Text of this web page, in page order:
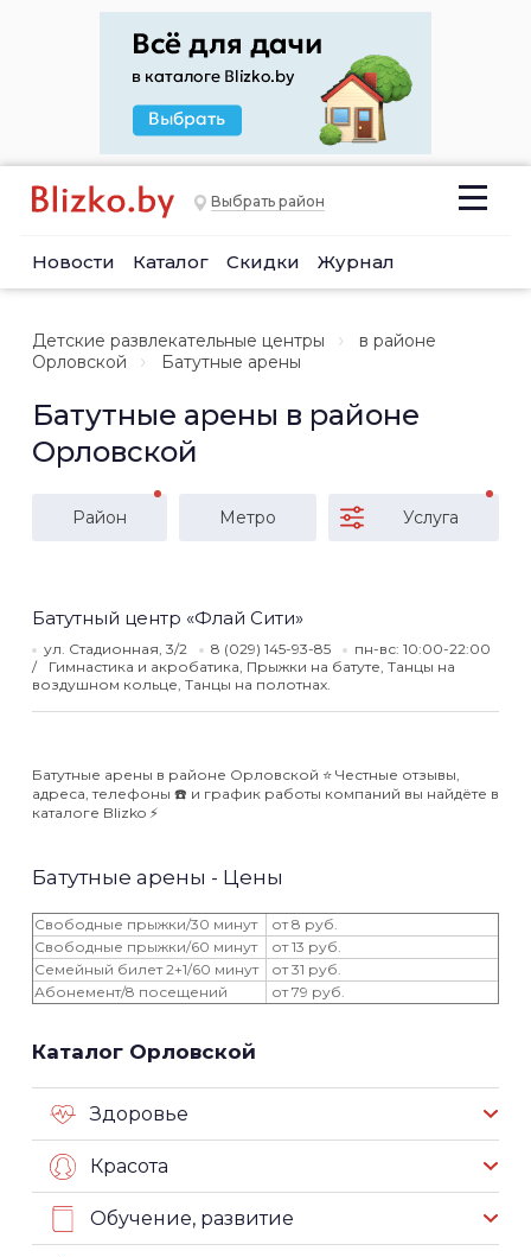
Выбрать район
Новости Каталог Скидки Журнал
Детские развлекательные центры
в районе
Орловской
Батутные арены
Батутные арены в районе
Орловской
Район Метро Услуга
Батутный центр «Флай Сити»
ул. Стадионная, 3/2 8 (029) 145-93-85
пн-вс: 10:00-22:00
Гимнастика и акробатика, Прыжки на батуте, Танцы на
воздушном кольце, Танцы на полотнах.
Батутные арены в районе Орловской ⭐️ Честные отзывы,
адреса, телефоны ☎️ и график работы компаний вы найдёте в
каталоге Blizko ⚡️
Батутные арены - Цены
Свободные прыжки/30 минут
от 8 руб.
Свободные прыжки/60 минут
от 13 руб.
Семейный билет 2+1/60 минут
от 31 руб.
Абонемент/8 посещений
от 79 руб.
Каталог Орловской
Здоровье
Красота
Обучение, развитие